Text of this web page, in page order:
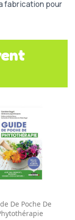
fabrication pour
De Poche De